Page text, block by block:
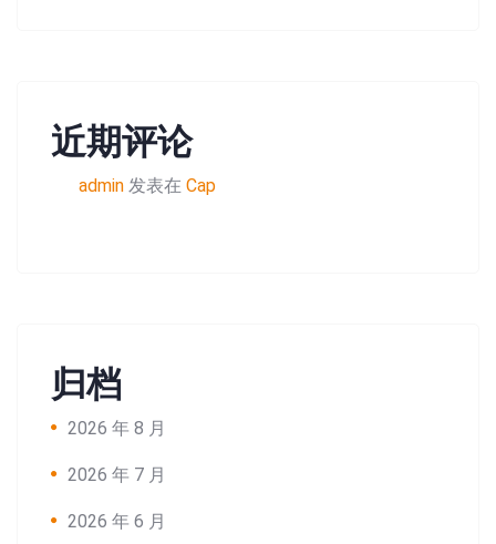
近期评论
admin 发表在 Cap
归档
2026 年 8 月
2026 年 7 月
2026 年 6 月